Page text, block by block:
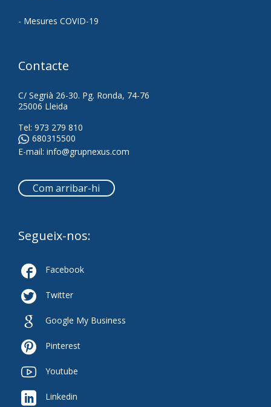
- Mesures COVID-19
Contacte
C/ Segrià 26-30. Pg. Ronda, 74-76
25006 Lleida
Tel: 973 279 810
680315500
E-mail: info@grupnexus.com
Com arribar-hi
Segueix-nos:
 Facebook
 Twitter
 Google My Business
 Pinterest
 Youtube
 Linkedin